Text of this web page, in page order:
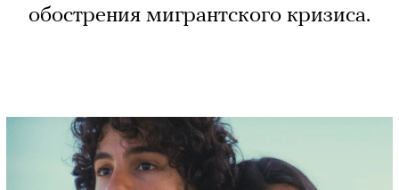
обострения мигрантского кризиса.